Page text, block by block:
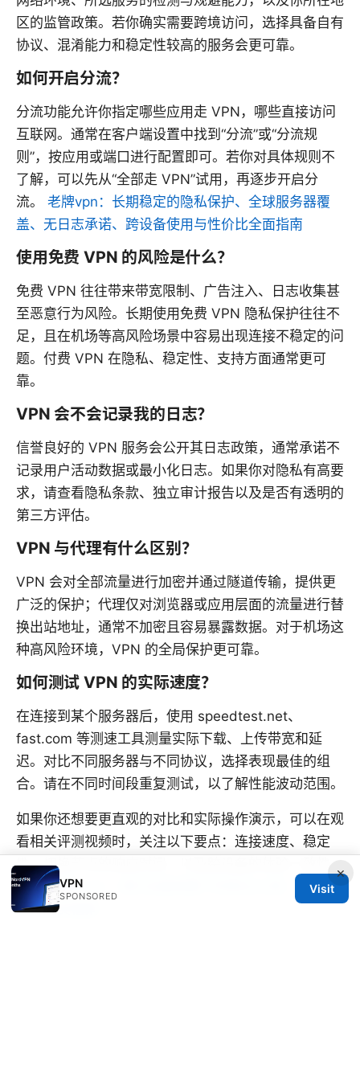
区的监管政策。若你确实需要跨境访问，选择具备自有
协议、混淆能力和稳定性较高的服务会更可靠。
如何开启分流？
分流功能允许你指定哪些应用走 VPN，哪些直接访问
互联网。通常在客户端设置中找到“分流”或“分流规
则”，按应用或端口进行配置即可。若你对具体规则不
了解，可以先从“全部走 VPN”试用，再逐步开启分
流。 老牌vpn：长期稳定的隐私保护、全球服务器覆
盖、无日志承诺、跨设备使用与性价比全面指南
使用免费 VPN 的风险是什么？
免费 VPN 往往带来带宽限制、广告注入、日志收集甚
至恶意行为风险。长期使用免费 VPN 隐私保护往往不
足，且在机场等高风险场景中容易出现连接不稳定的问
题。付费 VPN 在隐私、稳定性、支持方面通常更可
靠。
VPN 会不会记录我的日志？
信誉良好的 VPN 服务会公开其日志政策，通常承诺不
记录用户活动数据或最小化日志。如果你对隐私有高要
求，请查看隐私条款、独立审计报告以及是否有透明的
第三方评估。
VPN 与代理有什么区别？
VPN 会对全部流量进行加密并通过隧道传输，提供更
广泛的保护；代理仅对浏览器或应用层面的流量进行替
换出站地址，通常不加密且容易暴露数据。对于机场这
种高风险环境，VPN 的全局保护更可靠。
如何测试 VPN 的实际速度？
在连接到某个服务器后，使用 speedtest.net、
fast.com 等测速工具测量实际下载、上传带宽和延
迟。对比不同服务器与不同协议，选择表现最佳的组
合。请在不同时间段重复测试，以了解性能波动范围。
如果你还想要更直观的对比和实际操作演示，可以在观
看相关评测视频时，关注以下要点：连接速度、稳定
性、切换节点的响应时间、以及跨设备的体验一致性。
四 大 机场 vpn：旅行出差场景下的安全上网、速度对
比与购买指南
×
VPN
SPONSORED
Visit